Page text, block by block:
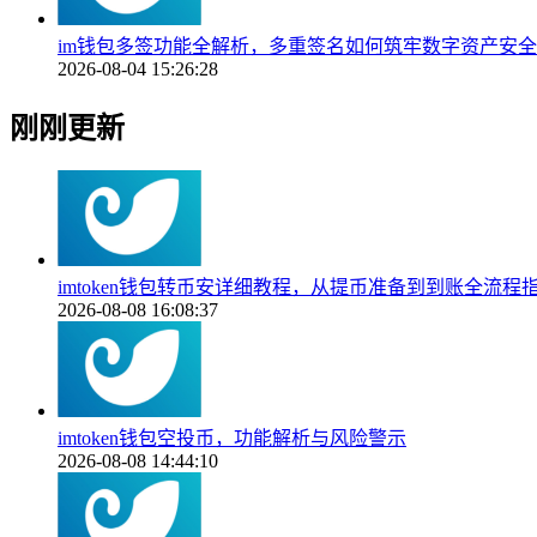
im钱包多签功能全解析，多重签名如何筑牢数字资产安
2026-08-04 15:26:28
刚刚更新
imtoken钱包转币安详细教程，从提币准备到到账全流程
2026-08-08 16:08:37
imtoken钱包空投币，功能解析与风险警示
2026-08-08 14:44:10